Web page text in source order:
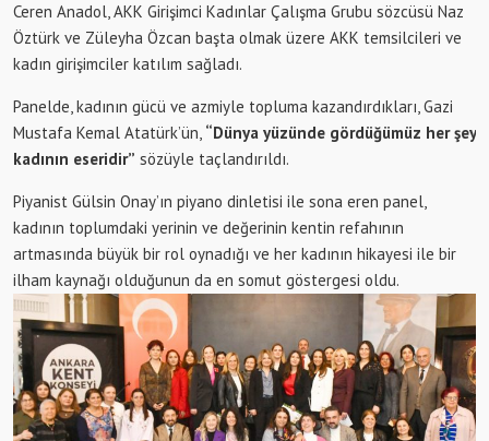
Ceren Anadol, AKK Girişimci Kadınlar Çalışma Grubu sözcüsü Naz
Öztürk ve Züleyha Özcan başta olmak üzere AKK temsilcileri ve
kadın girişimciler katılım sağladı.
Panelde, kadının gücü ve azmiyle topluma kazandırdıkları, Gazi
Mustafa Kemal Atatürk’ün, “Dünya yüzünde gördüğümüz her şey
kadının eseridir” sözüyle taçlandırıldı.
Piyanist Gülsin Onay’ın piyano dinletisi ile sona eren panel,
kadının toplumdaki yerinin ve değerinin kentin refahının
artmasında büyük bir rol oynadığı ve her kadının hikayesi ile bir
ilham kaynağı olduğunun da en somut göstergesi oldu.